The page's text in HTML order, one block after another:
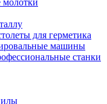
для герметика
машины
станки